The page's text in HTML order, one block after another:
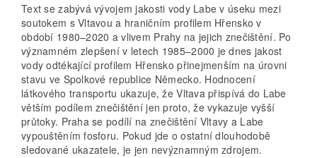
Text se zabývá vývojem jakosti vody Labe v úseku mezi
soutokem s Vltavou a hraničním profilem Hřensko v
období 1980–2020 a vlivem Prahy na jejich znečištění. Po
významném zlepšení v letech 1985–2000 je dnes jakost
vody odtékající profilem Hřensko přinejmenším na úrovni
stavu ve Spolkové republice Německo. Hodnocení
látkového transportu ukazuje, že Vltava přispívá do Labe
větším podílem znečištění jen proto, že vykazuje vyšší
průtoky. Praha se podílí na znečištění Vltavy a Labe
vypouštěním fosforu. Pokud jde o ostatní dlouhodobě
sledované ukazatele, je jen nevýznamným zdrojem.